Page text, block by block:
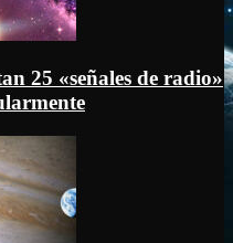
25 «señales de radio»